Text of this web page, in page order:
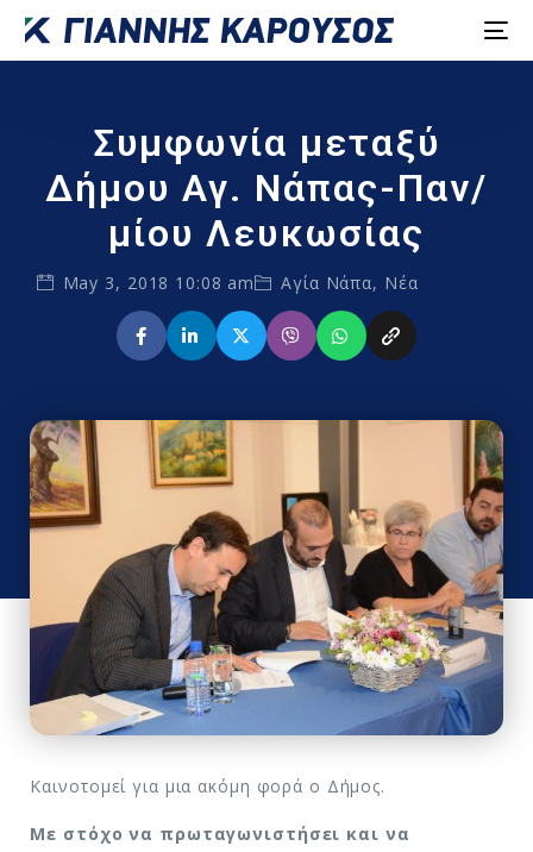
Συμφωνία μεταξύ
Δήμου Αγ. Νάπας-Παν/
μίου Λευκωσίας
May 3, 2018 10:08 am Αγία Νάπα, Νέα
Καινοτομεί για μια ακόμη φορά ο Δήμος.
Με στόχο να πρωταγωνιστήσει και να